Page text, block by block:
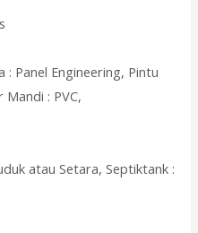
: Panel Engineering, Pintu
: PVC,
atau Setara, Septiktank :